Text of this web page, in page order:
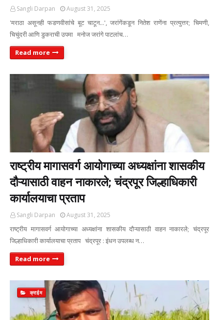
Sangli Darpan August 31, 2025
'मराठा असूनही फडणवीसांचे बूट चाटून...', जरांगेंकडून नितेश राणेंना प्रत्युत्तर; चिमणी,
चिचुंदरी आणि डुकराची उपमा मनोज जरांगे पाटलांच…
Read more
राष्ट्रीय मागासवर्ग आयोगाच्या अध्यक्षांना शासकीय
दौऱ्यासाठी वाहन नाकारले; चंद्रपूर जिल्हाधिकारी
कार्यालयाचा प्रताप
Sangli Darpan August 31, 2025
राष्ट्रीय मागासवर्ग आयोगाच्या अध्यक्षांना शासकीय दौऱ्यासाठी वाहन नाकारले; चंद्रपूर
जिल्हाधिकारी कार्यालयाचा प्रताप चंद्रपूर : इंधन उपलब्ध न…
Read more
क्राईम